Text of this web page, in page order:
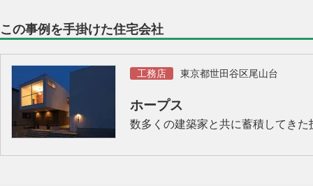
この事例を手掛けた住宅会社
工務店 東京都世田谷区尾山台
ホープス
数多くの建築家と共に蓄積してき